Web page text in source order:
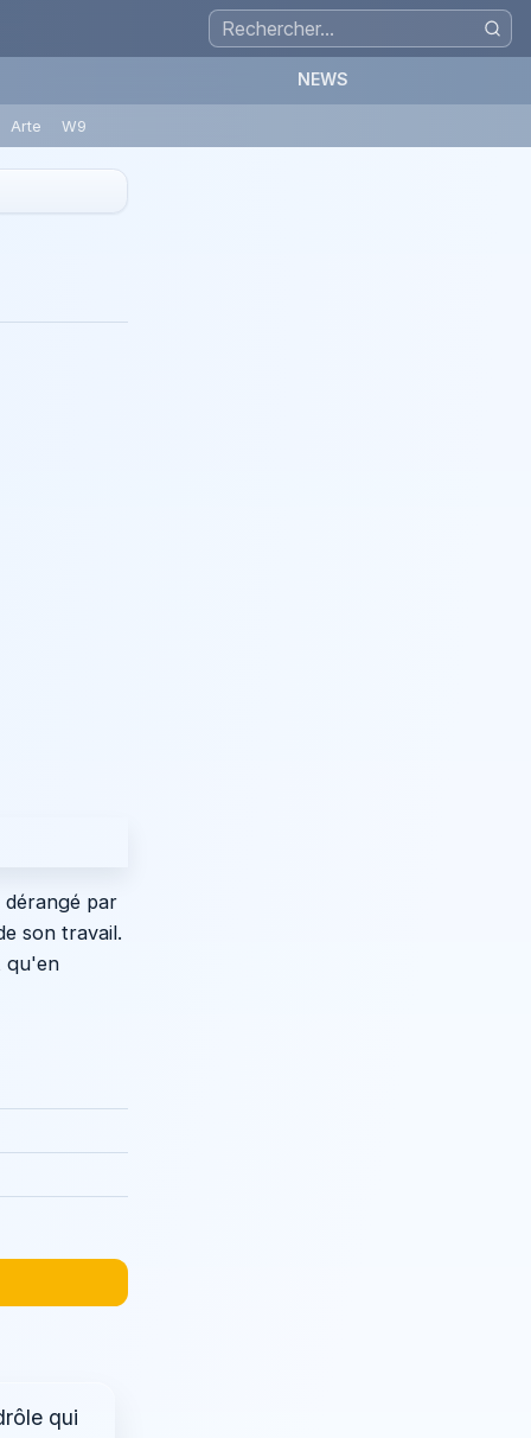
NEWS
Arte W9
par
son travail.
qu'en
qui